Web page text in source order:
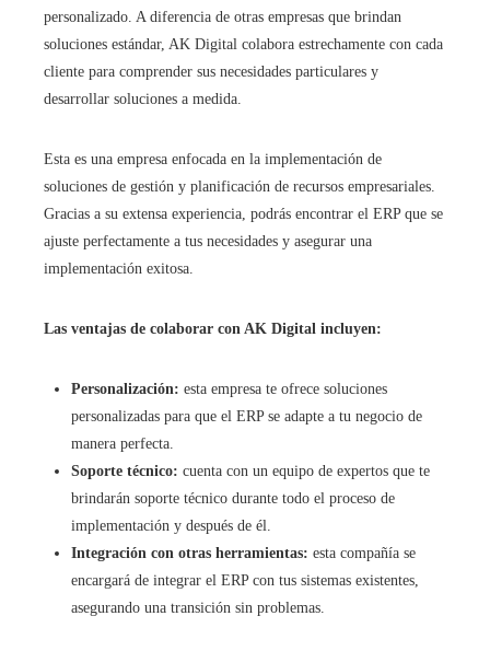
personalizado. A diferencia de otras empresas que brindan
soluciones estándar, AK Digital colabora estrechamente con cada
cliente para comprender sus necesidades particulares y
desarrollar soluciones a medida.
Esta es una empresa enfocada en la implementación de
soluciones de gestión y planificación de recursos empresariales.
Gracias a su extensa experiencia, podrás encontrar el ERP que se
ajuste perfectamente a tus necesidades y asegurar una
implementación exitosa.
Las ventajas de colaborar con AK Digital incluyen:
Personalización: esta empresa te ofrece soluciones
personalizadas para que el ERP se adapte a tu negocio de
manera perfecta.
Soporte técnico: cuenta con un equipo de expertos que te
brindarán soporte técnico durante todo el proceso de
implementación y después de él.
Integración con otras herramientas: esta compañía se
encargará de integrar el ERP con tus sistemas existentes,
asegurando una transición sin problemas.